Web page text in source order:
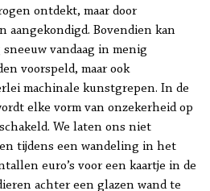
ontdekt, maar door
aangekondigd. Bovendien kan
vandaag in menig
voorspeld, maar ook
machinale kunstgrepen. In de
elke vorm van onzekerheid op
We laten ons niet
tijdens een wandeling in het
euro’s voor een kaartje in de
achter een glazen wand te